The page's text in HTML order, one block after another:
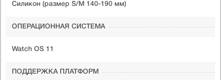
Силикон (размер S/M 140-190 мм)
ОПЕРАЦИОННАЯ СИСТЕМА
Watch OS 11
ПОДДЕРЖКА ПЛАТФОРМ